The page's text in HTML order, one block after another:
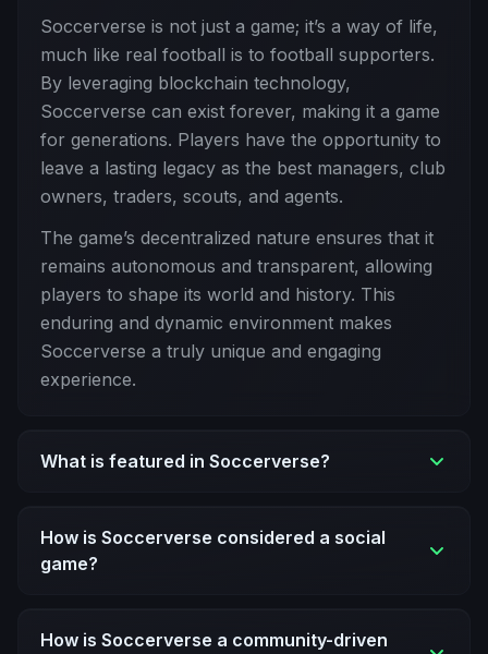
Soccerverse is not just a game; it’s a way of life,
much like real football is to football supporters.
By leveraging blockchain technology,
Soccerverse can exist forever, making it a game
for generations. Players have the opportunity to
leave a lasting legacy as the best managers, club
owners, traders, scouts, and agents.
The game’s decentralized nature ensures that it
remains autonomous and transparent, allowing
players to shape its world and history. This
enduring and dynamic environment makes
Soccerverse a truly unique and engaging
experience.
What is featured in Soccerverse?
How is Soccerverse considered a social
game?
How is Soccerverse a community-driven